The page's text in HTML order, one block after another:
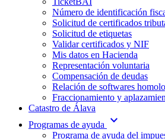
Número de identificación
Solicitud de certificados
Solicitud de etiquetas
Validar certificados y NIF
Mis datos en Hacienda
Representación voluntaria
Compensación de deudas
Relación de softwares
Fraccionamiento y
Catastro de Álava
Programas de ayuda
expand_more
Programa de ayuda del